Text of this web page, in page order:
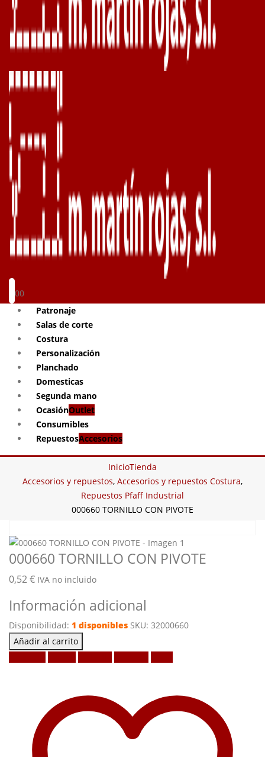
00
Patronaje
Salas de corte
Costura
Personalización
Planchado
Domesticas
Segunda mano
OcasiónOutlet
Consumibles
RepuestosAccesorios
InicioTienda
Accesorios y repuestos, Accesorios y repuestos Costura,
Repuestos Pfaff Industrial
000660 TORNILLO CON PIVOTE
000660 TORNILLO CON PIVOTE
0,52€ IVA no incluido
Información adicional
Disponibilidad: 1 disponibles SKU: 32000660
Añadir al carrito